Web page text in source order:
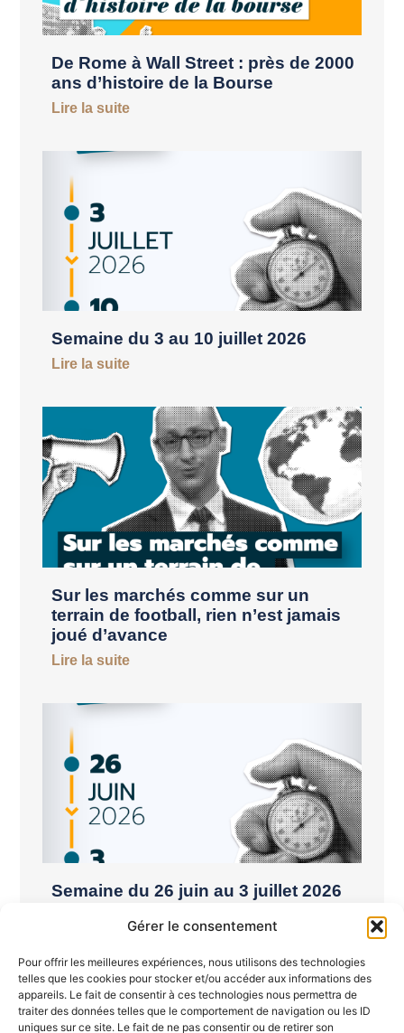
Gérer le consentement
Pour offrir les meilleures expériences, nous utilisons des technologies
telles que les cookies pour stocker et/ou accéder aux informations des
appareils. Le fait de consentir à ces technologies nous permettra de
traiter des données telles que le comportement de navigation ou les ID
uniques sur ce site. Le fait de ne pas consentir ou de retirer son
De Rome à Wall Street : près de 2000
ans d’histoire de la Bourse
Lire la suite
Semaine du 3 au 10 juillet 2026
Lire la suite
Sur les marchés comme sur un
terrain de football, rien n’est jamais
joué d’avance
Lire la suite
Semaine du 26 juin au 3 juillet 2026